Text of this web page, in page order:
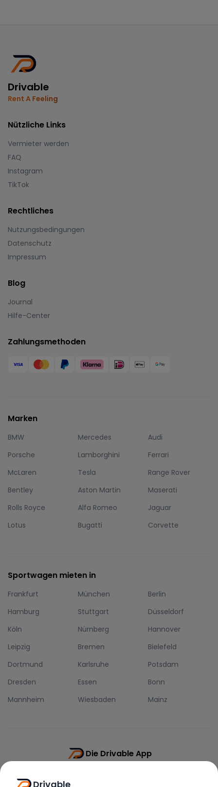
Drivable
Rent A Feeling
Nützliche Links
Vermieter werden
FAQ
Instagram
TikTok
Rechtliches
Nutzungsbedingungen
Datenschutz
Impressum
Blog
Journal
Hilfe-Center
Zahlungsmethoden
Marken
BMW Mercedes
Audi
Porsche
Lamborghini
Ferrari
McLaren
Tesla
Range Rover
Bentley
Aston Martin
Maserati
Rolls Royce
Alfa Romeo
Jaguar
Lotus
Bugatti Corvette
Sportwagen mieten in
Frankfurt München
Berlin
Hamburg
Stuttgart
Düsseldorf
Köln
Nürnberg
Hannover
Leipzig
Bremen
Bielefeld
Dortmund
Karlsruhe
Potsdam
Dresden
Essen
Bonn
Mannheim
Wiesbaden Mainz
Die Drivable App
Drivable